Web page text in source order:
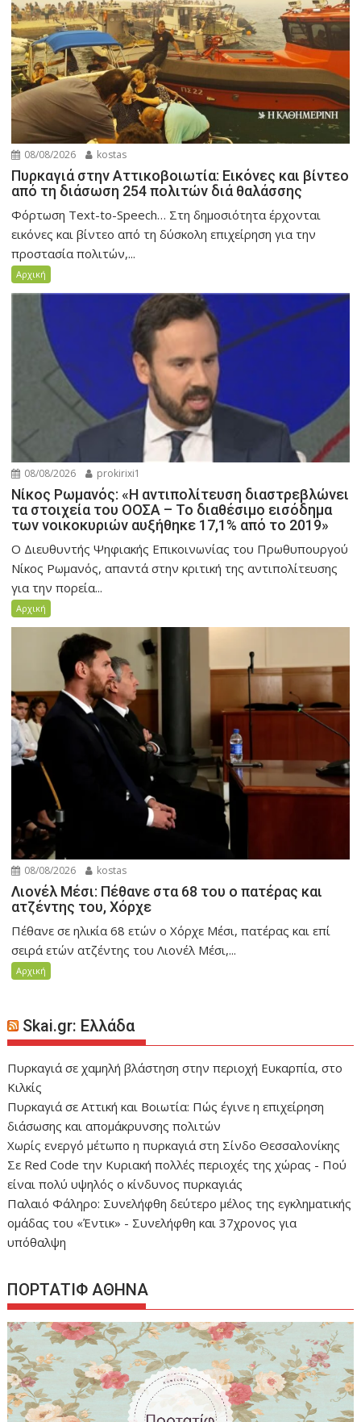
08/08/2026 kostas
Πυρκαγιά στην Αττικοβοιωτία: Εικόνες και βίντεο
από τη διάσωση 254 πολιτών διά θαλάσσης
Φόρτωση Text-to-Speech… Στη δημοσιότητα έρχονται
εικόνες και βίντεο από τη δύσκολη επιχείρηση για την
προστασία πολιτών,...
Αρχική
08/08/2026 prokirixi1
Νίκος Ρωμανός: «Η αντιπολίτευση διαστρεβλώνει
τα στοιχεία του ΟΟΣΑ – Το διαθέσιμο εισόδημα
των νοικοκυριών αυξήθηκε 17,1% από το 2019»
Ο Διευθυντής Ψηφιακής Επικοινωνίας του Πρωθυπουργού
Νίκος Ρωμανός, απαντά στην κριτική της αντιπολίτευσης
για την πορεία...
Αρχική
08/08/2026 kostas
Λιονέλ Μέσι: Πέθανε στα 68 του ο πατέρας και
ατζέντης του, Χόρχε
Πέθανε σε ηλικία 68 ετών ο Χόρχε Μέσι, πατέρας και επί
σειρά ετών ατζέντης του Λιονέλ Μέσι,...
Αρχική
Skai.gr: Ελλάδα
Πυρκαγιά σε χαμηλή βλάστηση στην περιοχή Ευκαρπία, στο
Κιλκίς
Πυρκαγιά σε Αττική και Βοιωτία: Πώς έγινε η επιχείρηση
διάσωσης και απομάκρυνσης πολιτών
Χωρίς ενεργό μέτωπο η πυρκαγιά στη Σίνδο Θεσσαλονίκης
Σε Red Code την Κυριακή πολλές περιοχές της χώρας - Πού
είναι πολύ υψηλός ο κίνδυνος πυρκαγιάς
Παλαιό Φάληρο: Συνελήφθη δεύτερο μέλος της εγκληματικής
ομάδας του «Έντικ» - Συνελήφθη και 37χρονος για
υπόθαλψη
ΠΟΡΤΑΤΙΦ ΑΘΗΝΑ